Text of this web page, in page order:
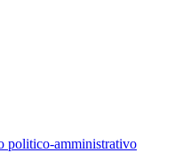
politico-amministrativo